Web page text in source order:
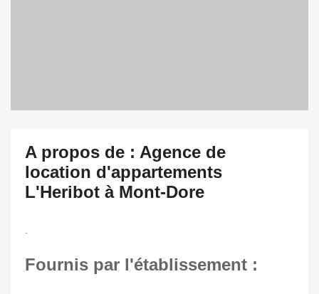
A propos de : Agence de
location d'appartements
L'Heribot à Mont-Dore
Fournis par l'établissement :